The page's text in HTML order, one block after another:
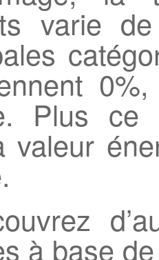
varie
Plus ce
valeur
à base